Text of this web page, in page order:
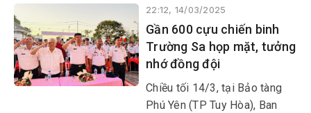
những ngày tới...
22:12, 14/03/2025
Gần 600 cựu chiến binh
Trường Sa họp mặt, tưởng
nhớ đồng đội
Chiều tối 14/3, tại Bảo tàng
Phú Yên (TP Tuy Hòa), Ban